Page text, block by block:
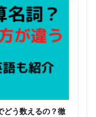
どう数えるの？徹